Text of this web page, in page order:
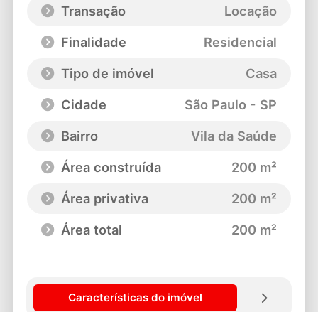
Transação
Locação
Finalidade
Residencial
Tipo de imóvel
Casa
Cidade
São Paulo - SP
Bairro
Vila da Saúde
Área construída
200 m²
Área privativa
200 m²
Área total
200 m²
Características do imóvel